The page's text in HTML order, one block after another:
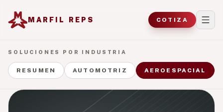
MARFIL REPS COTIZA
SOLUCIONES POR INDUSTRIA
RESUMEN AUTOMOTRIZ AEROESPACIAL